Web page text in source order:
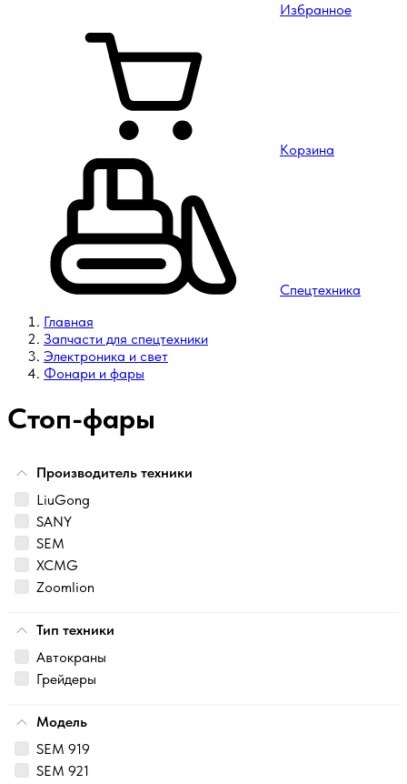
Избранное
Корзина
Спецтехника
Главная
Запчасти для спецтехники
Электроника и свет
Фонари и фары
Стоп-фары
Производитель техники
LiuGong
SANY
SEM
XCMG
Zoomlion
Тип техники
Автокраны
Грейдеры
Модель
SEM 919
SEM 921